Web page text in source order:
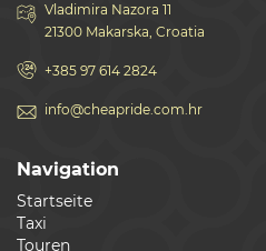
Vladimira Nazora 11
21300 Makarska, Croatia
+385 97 614 2824
info@cheapride.com.hr
Navigation
Startseite
Taxi
Touren